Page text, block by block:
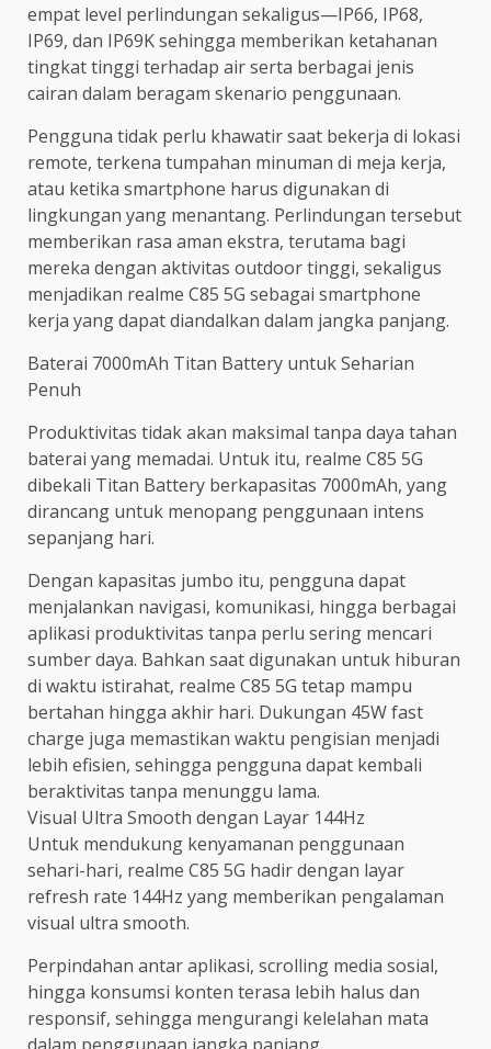
empat level perlindungan sekaligus—IP66, IP68,
IP69, dan IP69K sehingga memberikan ketahanan
tingkat tinggi terhadap air serta berbagai jenis
cairan dalam beragam skenario penggunaan.
Pengguna tidak perlu khawatir saat bekerja di lokasi
remote, terkena tumpahan minuman di meja kerja,
atau ketika smartphone harus digunakan di
lingkungan yang menantang. Perlindungan tersebut
memberikan rasa aman ekstra, terutama bagi
mereka dengan aktivitas outdoor tinggi, sekaligus
menjadikan realme C85 5G sebagai smartphone
kerja yang dapat diandalkan dalam jangka panjang.
Baterai 7000mAh Titan Battery untuk Seharian
Penuh
Produktivitas tidak akan maksimal tanpa daya tahan
baterai yang memadai. Untuk itu, realme C85 5G
dibekali Titan Battery berkapasitas 7000mAh, yang
dirancang untuk menopang penggunaan intens
sepanjang hari.
Dengan kapasitas jumbo itu, pengguna dapat
menjalankan navigasi, komunikasi, hingga berbagai
aplikasi produktivitas tanpa perlu sering mencari
sumber daya. Bahkan saat digunakan untuk hiburan
di waktu istirahat, realme C85 5G tetap mampu
bertahan hingga akhir hari. Dukungan 45W fast
charge juga memastikan waktu pengisian menjadi
lebih efisien, sehingga pengguna dapat kembali
beraktivitas tanpa menunggu lama.
Visual Ultra Smooth dengan Layar 144Hz
Untuk mendukung kenyamanan penggunaan
sehari-hari, realme C85 5G hadir dengan layar
refresh rate 144Hz yang memberikan pengalaman
visual ultra smooth.
Perpindahan antar aplikasi, scrolling media sosial,
hingga konsumsi konten terasa lebih halus dan
responsif, sehingga mengurangi kelelahan mata
dalam penggunaan jangka panjang.